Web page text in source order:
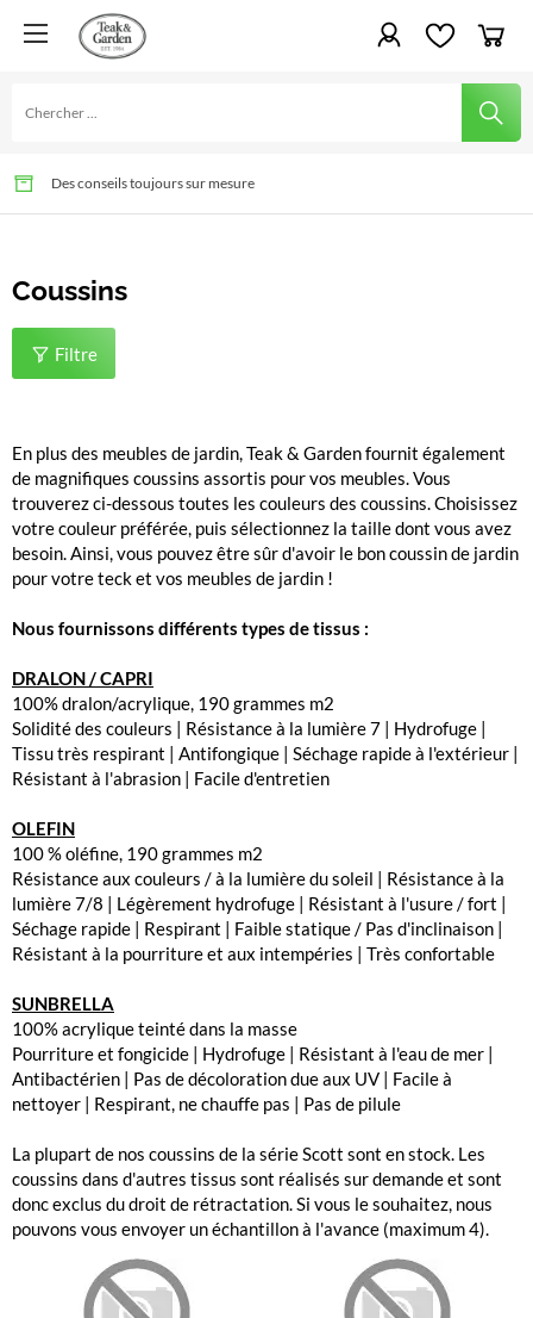
Le plaisir de jardiner depuis des générations
Livraison rapide et montage possible
Des conseils toujours sur mesure
Coussins
Filtre
En plus des meubles de jardin, Teak & Garden fournit également
de magnifiques coussins assortis pour vos meubles. Vous
trouverez ci-dessous toutes les couleurs des coussins. Choisissez
votre couleur préférée, puis sélectionnez la taille dont vous avez
besoin. Ainsi, vous pouvez être sûr d'avoir le bon coussin de jardin
pour votre teck et vos meubles de jardin !
Nous fournissons différents types de tissus :
DRALON / CAPRI
100% dralon/acrylique, 190 grammes m2
Solidité des couleurs | Résistance à la lumière 7 | Hydrofuge |
Tissu très respirant | Antifongique | Séchage rapide à l'extérieur |
Résistant à l'abrasion | Facile d'entretien
OLEFIN
100 % oléfine, 190 grammes m2
Résistance aux couleurs / à la lumière du soleil | Résistance à la
lumière 7/8 | Légèrement hydrofuge | Résistant à l'usure / fort |
Séchage rapide | Respirant | Faible statique / Pas d'inclinaison |
Résistant à la pourriture et aux intempéries | Très confortable
SUNBRELLA
100% acrylique teinté dans la masse
Pourriture et fongicide | Hydrofuge | Résistant à l'eau de mer |
Antibactérien | Pas de décoloration due aux UV | Facile à
nettoyer | Respirant, ne chauffe pas | Pas de pilule
La plupart de nos coussins de la série Scott sont en stock. Les
coussins dans d'autres tissus sont réalisés sur demande et sont
donc exclus du droit de rétractation. Si vous le souhaitez, nous
pouvons vous envoyer un échantillon à l'avance (maximum 4).